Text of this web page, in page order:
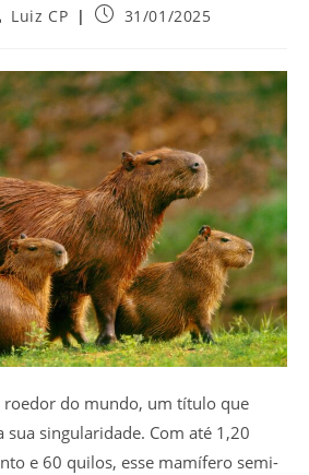
Luiz CP
Post31/01/2025
roedor do mundo, um título que
sua singularidade. Com até 1,20
e 60 quilos, esse mamífero semi-